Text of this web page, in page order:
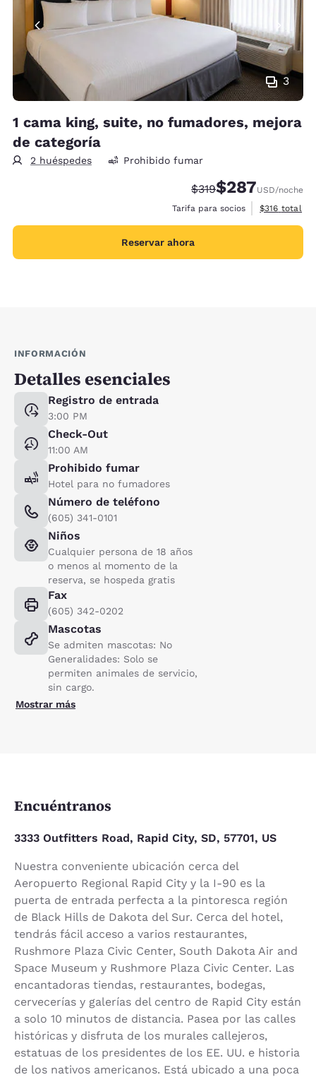
3
1 cama king, suite, no fumadores, mejora
de categoría
2 huéspedes Prohibido fumar
Precio tachado:
$319Precio con
$287USD/noche
Tarifa para socios
Ver detalles
$316 total
Reservar ahora
INFORMACIÓN
Detalles esenciales
Registro de entrada
3:00 PM
Check-Out
11:00 AM
Prohibido fumar
Hotel para no fumadores
Número de teléfono
(605) 341-0101
Niños
Cualquier persona de 18 años
o menos al momento de la
reserva, se hospeda gratis
Fax
(605) 342-0202
Mascotas
Se admiten mascotas: No
Generalidades: Solo se
permiten animales de servicio,
sin cargo.
Mostrar más
Encuéntranos
3333 Outfitters Road, Rapid City, SD, 57701, US
Nuestra conveniente ubicación cerca del
Aeropuerto Regional Rapid City y la I-90 es la
puerta de entrada perfecta a la pintoresca región
de Black Hills de Dakota del Sur. Cerca del hotel,
tendrás fácil acceso a varios restaurantes,
Rushmore Plaza Civic Center, South Dakota Air and
Space Museum y Rushmore Plaza Civic Center. Las
encantadoras tiendas, restaurantes, bodegas,
cervecerías y galerías del centro de Rapid City están
a solo 10 minutos de distancia. Pasea por las calles
históricas y disfruta de los murales callejeros,
estatuas de los presidentes de los EE. UU. e historia
de los nativos americanos. Está ubicado a una poca